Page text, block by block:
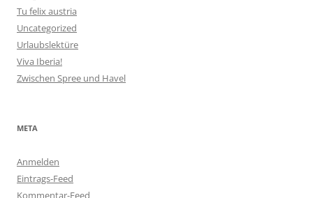
Tu felix austria
Uncategorized
Urlaubslektüre
Viva Iberia!
Zwischen Spree und Havel
META
Anmelden
Eintrags-Feed
Kommentar-Feed